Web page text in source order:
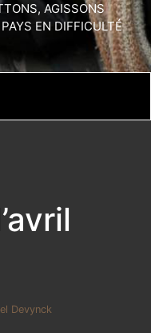
AGISSONS
EN DIFFICULTÉ
Devynck